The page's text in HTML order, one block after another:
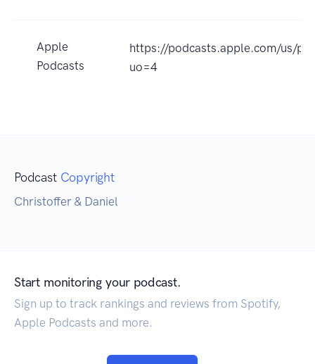
Apple
Podcasts
https://podcasts.apple.com/us/
uo=4
Podcast Copyright
Christoffer & Daniel
Start monitoring your podcast.
Sign up to track rankings and reviews from Spotify,
Apple Podcasts and more.